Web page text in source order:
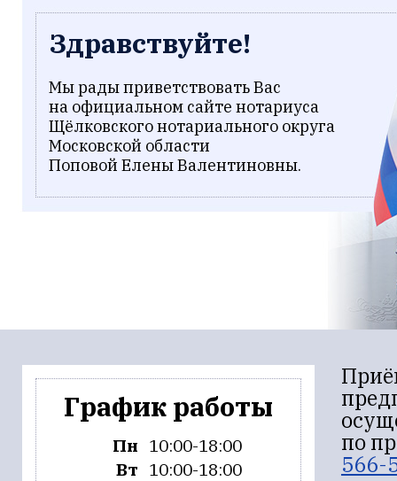
Здравствуйте!
Мы рады приветствовать Вас
на официальном сайте нотариуса
Щёлковского нотариального округа
Московской области
Поповой Елены Валентиновны.
График работы
Пн 10:00-18:00
Вт 10:00-18:00
по
566-